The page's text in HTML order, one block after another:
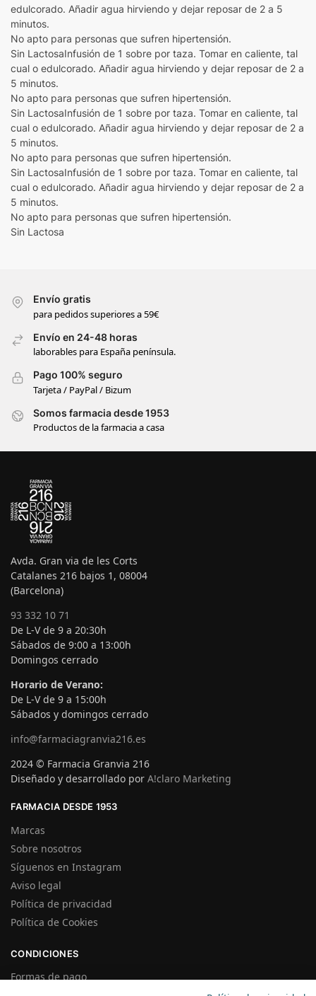
edulcorado. Añadir agua hirviendo y dejar reposar de 2 a 5
minutos.
No apto para personas que sufren hipertensión.
Sin LactosaInfusión de 1 sobre por taza. Tomar en caliente, tal
cual o edulcorado. Añadir agua hirviendo y dejar reposar de 2 a
5 minutos.
No apto para personas que sufren hipertensión.
Sin LactosaInfusión de 1 sobre por taza. Tomar en caliente, tal
cual o edulcorado. Añadir agua hirviendo y dejar reposar de 2 a
5 minutos.
No apto para personas que sufren hipertensión.
Sin LactosaInfusión de 1 sobre por taza. Tomar en caliente, tal
cual o edulcorado. Añadir agua hirviendo y dejar reposar de 2 a
5 minutos.
No apto para personas que sufren hipertensión.
Sin Lactosa
Envío gratis
para pedidos superiores a 59€
Envío en 24-48 horas
laborables para España península.
Pago 100% seguro
Tarjeta / PayPal / Bizum
Somos farmacia desde 1953
Productos de la farmacia a casa
Avda. Gran via de les Corts
Catalanes 216 bajos 1, 08004
(Barcelona)
93 332 10 71
De L-V de 9 a 20:30h
Sábados de 9:00 a 13:00h
Domingos cerrado
Horario de Verano:
De L-V de 9 a 15:00h
Sábados y domingos cerrado
info@farmaciagranvia216.es
2024 © Farmacia Granvia 216
Diseñado y desarrollado por A!claro Marketing
FARMACIA DESDE 1953
Marcas
Sobre nosotros
Síguenos en Instagram
Aviso legal
Política de privacidad
Política de Cookies
CONDICIONES
Formas de pago